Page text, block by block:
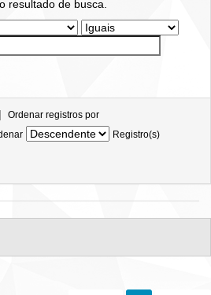
resultado de busca.
Ordenar registros por
Registro(s)